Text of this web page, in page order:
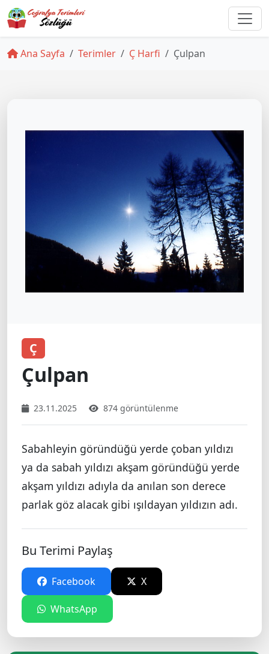
Ana Sayfa Terimler Ç Harfi Çulpan
Ç
Çulpan
23.11.2025 874 görüntülenme
Sabahleyin göründüğü yerde çoban yıldızı
ya da sabah yıldızı akşam göründüğü yerde
akşam yıldızı adıyla da anılan son derece
parlak göz alacak gibi ışıldayan yıldızın adı.
Bu Terimi Paylaş
Facebook X
WhatsApp